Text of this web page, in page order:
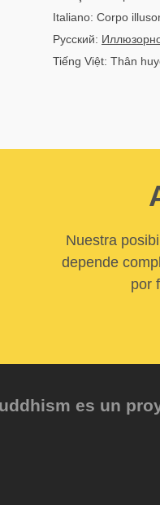
Italiano: Corpo
Русский:
Tiếng Việt: Thân
Nuestra
depende
por
es un